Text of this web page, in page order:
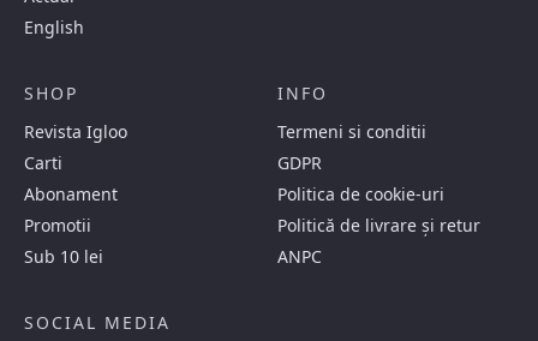
English
SHOP
Revista Igloo
Carti
Abonament
Promotii
Sub 10 lei
INFO
Termeni si conditii
GDPR
Politica de cookie-uri
Politică de livrare și retur
ANPC
SOCIAL MEDIA